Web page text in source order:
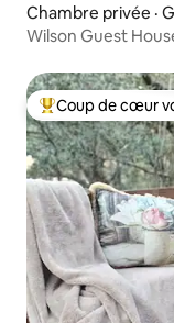
Chambre privée ·
Wilson Guest
Coup de cœur
Coup de cœur